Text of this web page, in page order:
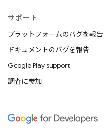
サポート
プラットフォームのバグを報告
ドキュメントのバグを報告
Google Play support
調査に参加